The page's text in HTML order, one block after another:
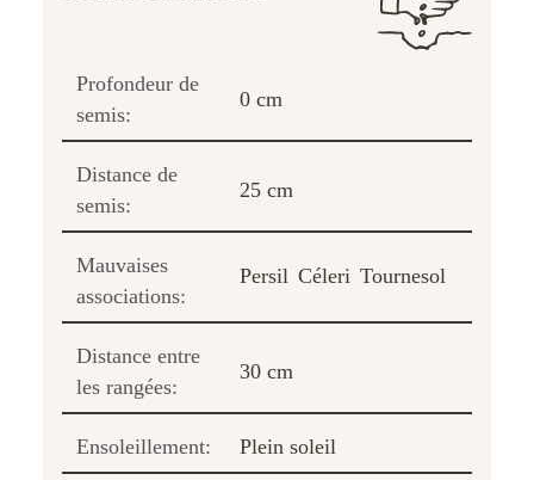
Profondeur de
semis:
0 cm
Distance de
semis:
25 cm
Mauvaises
associations:
Persil Céleri Tournesol
Distance entre
les rangées:
30 cm
Ensoleillement: Plein soleil